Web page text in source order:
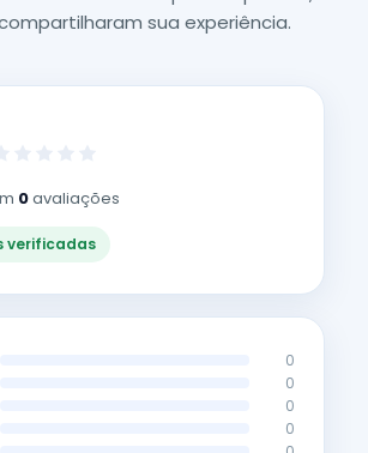
sua experiência.
0avaliações
verificadas
0
0
0
0